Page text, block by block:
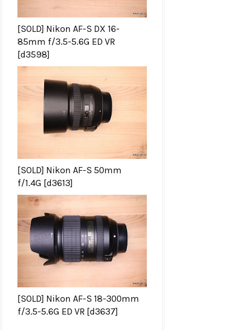
[SOLD] Nikon AF-S DX 16-
85mm f/3.5-5.6G ED VR
[d3598]
[SOLD] Nikon AF-S 50mm
f/1.4G [d3613]
[SOLD] Nikon AF-S 18-300mm
f/3.5-5.6G ED VR [d3637]